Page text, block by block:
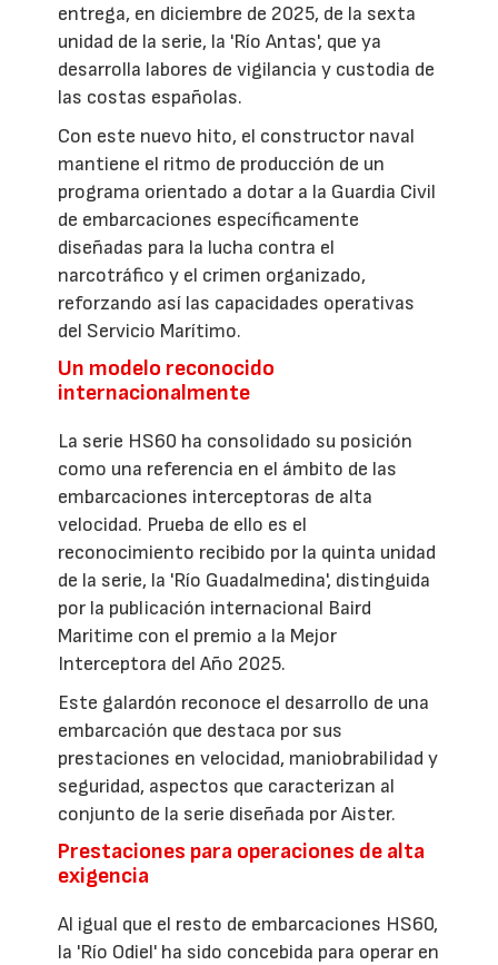
entrega, en diciembre de 2025, de la sexta
unidad de la serie, la 'Río Antas', que ya
desarrolla labores de vigilancia y custodia de
las costas españolas.
Con este nuevo hito, el constructor naval
mantiene el ritmo de producción de un
programa orientado a dotar a la Guardia Civil
de embarcaciones específicamente
diseñadas para la lucha contra el
narcotráfico y el crimen organizado,
reforzando así las capacidades operativas
del Servicio Marítimo.
Un modelo reconocido
internacionalmente
La serie HS60 ha consolidado su posición
como una referencia en el ámbito de las
embarcaciones interceptoras de alta
velocidad. Prueba de ello es el
reconocimiento recibido por la quinta unidad
de la serie, la 'Río Guadalmedina', distinguida
por la publicación internacional Baird
Maritime con el premio a la Mejor
Interceptora del Año 2025.
Este galardón reconoce el desarrollo de una
embarcación que destaca por sus
prestaciones en velocidad, maniobrabilidad y
seguridad, aspectos que caracterizan al
conjunto de la serie diseñada por Aister.
Prestaciones para operaciones de alta
exigencia
Al igual que el resto de embarcaciones HS60,
la 'Río Odiel' ha sido concebida para operar en